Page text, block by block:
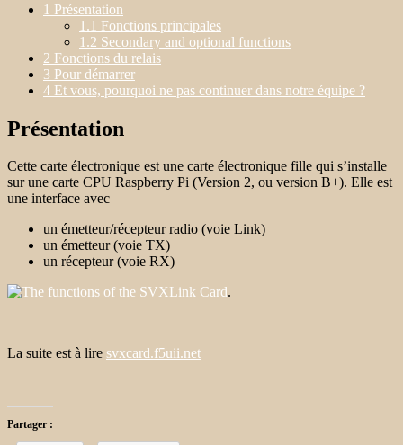
1 Présentation
1.1 Fonctions principales
1.2 Secondary and optional functions
2 Fonctions du relais
3 Pour démarrer
4 Et vous, pourquoi ne pas continuer dans notre équipe ?
Présentation
Cette carte électronique est une carte électronique fille qui s’installe
sur une carte CPU Raspberry Pi (Version 2, ou version B+). Elle est
une interface avec
un émetteur/récepteur radio (voie Link)
un émetteur (voie TX)
un récepteur (voie RX)
.
La suite est à lire svxcard.f5uii.net
Partager :